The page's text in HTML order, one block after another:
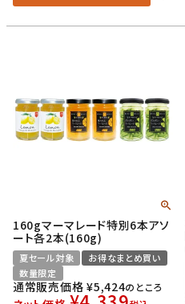
160gマーマレード特別6本アソ
ート各2本(160g)
夏セール対象
お得なまとめ買い
数量限定
通常販売価格 ¥5,424のところ